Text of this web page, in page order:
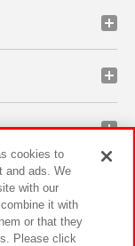
cookies to
and ads. We
with our
it with
or that they
Please click